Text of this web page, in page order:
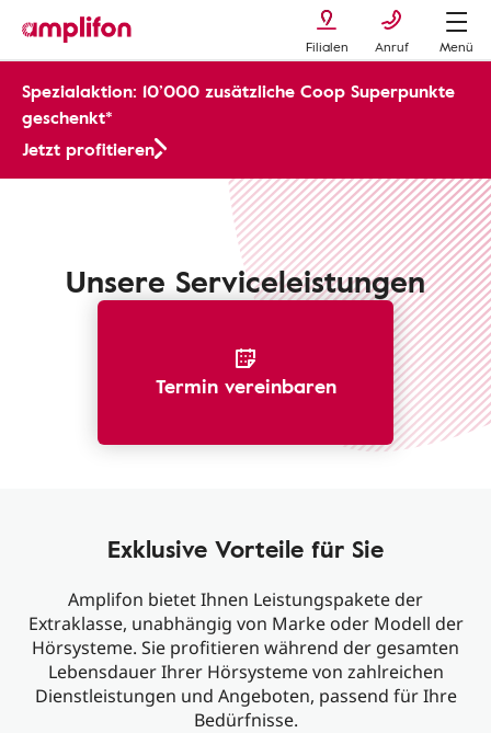
Filialen Anruf Menü
Spezialaktion: 10’000 zusätzliche Coop Superpunkte
geschenkt*
Jetzt profitieren
Unsere Serviceleistungen
Termin vereinbaren
Exklusive Vorteile für Sie
Amplifon bietet Ihnen Leistungspakete der
Extraklasse, unabhängig von Marke oder Modell der
Hörsysteme. Sie profitieren während der gesamten
Lebensdauer Ihrer Hörsysteme von zahlreichen
Dienstleistungen und Angeboten, passend für Ihre
Bedürfnisse.